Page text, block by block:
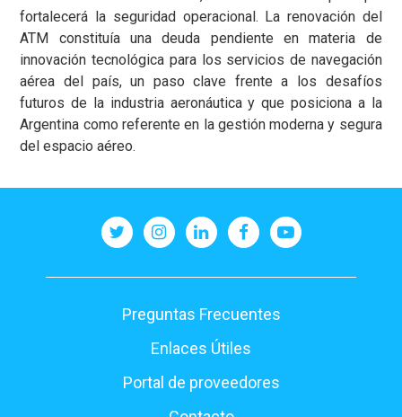
fortalecerá la seguridad operacional. La renovación del
ATM constituía una deuda pendiente en materia de
innovación tecnológica para los servicios de navegación
aérea del país, un paso clave frente a los desafíos
futuros de la industria aeronáutica y que posiciona a la
Argentina como referente en la gestión moderna y segura
del espacio aéreo.
Pie
Preguntas Frecuentes
Enlaces Útiles
Portal de proveedores